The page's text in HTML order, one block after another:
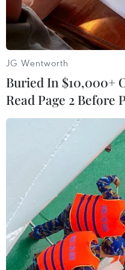
trường xúc động.
Các thí sinh Miss World
đoàn lân Long Nhi
(Ảnh:
Hành trình của dự án
khuôn khổ cuộc thi
chính thức đến hồi
JG Wentworth
Buried In $10,000+
Read Page 2 Before